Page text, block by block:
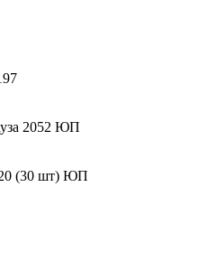
2052 ЮП
(30 шт) ЮП